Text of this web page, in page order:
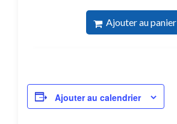
Ajouter au panier
Ajouter au calendrier